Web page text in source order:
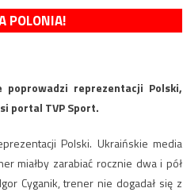
POLONIA!
poprowadzi reprezentacji Polski,
portal TVP Sport.
Polski. Ukraińskie media
miałby zarabiać rocznie dwa i pół
Cyganik, trener nie dogadał się z